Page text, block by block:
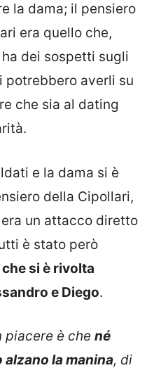
la dama; il pensiero
era quello che,
dei sospetti sugli
potrebbero averli su
che sia al dating
e la dama si è
della Cipollari,
un attacco diretto
è stato però
si è rivolta
e Diego.
piacere è che né
la manina, di